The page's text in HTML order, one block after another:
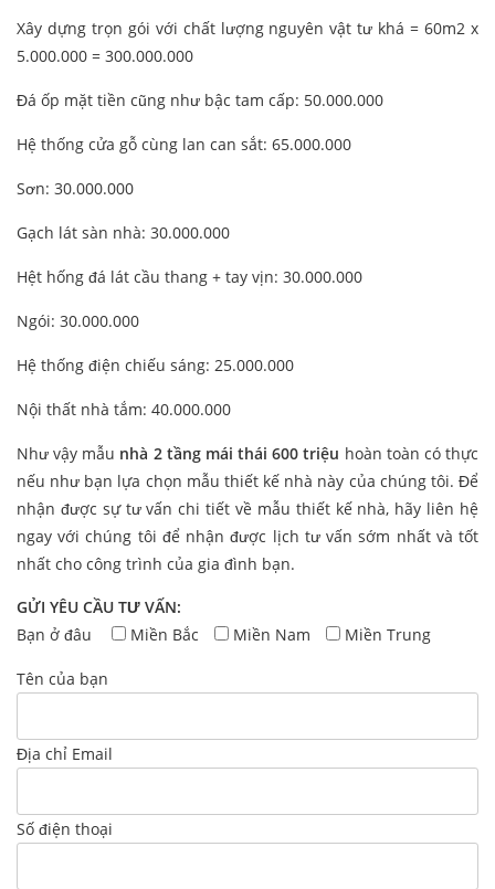
Xây dựng trọn gói với chất lượng nguyên vật tư khá = 60m2 x
5.000.000 = 300.000.000
Đá ốp mặt tiền cũng như bậc tam cấp: 50.000.000
Hệ thống cửa gỗ cùng lan can sắt: 65.000.000
Sơn: 30.000.000
Gạch lát sàn nhà: 30.000.000
Hệt hống đá lát cầu thang + tay vịn: 30.000.000
Ngói: 30.000.000
Hệ thống điện chiếu sáng: 25.000.000
Nội thất nhà tắm: 40.000.000
Như vậy mẫu nhà 2 tầng mái thái 600 triệu hoàn toàn có thực
nếu như bạn lựa chọn mẫu thiết kế nhà này của chúng tôi. Để
nhận được sự tư vấn chi tiết về mẫu thiết kế nhà, hãy liên hệ
ngay với chúng tôi để nhận được lịch tư vấn sớm nhất và tốt
nhất cho công trình của gia đình bạn.
GỬI YÊU CẦU TƯ VẤN:
Bạn ở đâu
Miền Bắc Miền Nam Miền Trung
Tên của bạn
Địa chỉ Email
Số điện thoại